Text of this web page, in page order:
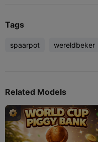
Tags
spaarpot wereldbeker
Related Models